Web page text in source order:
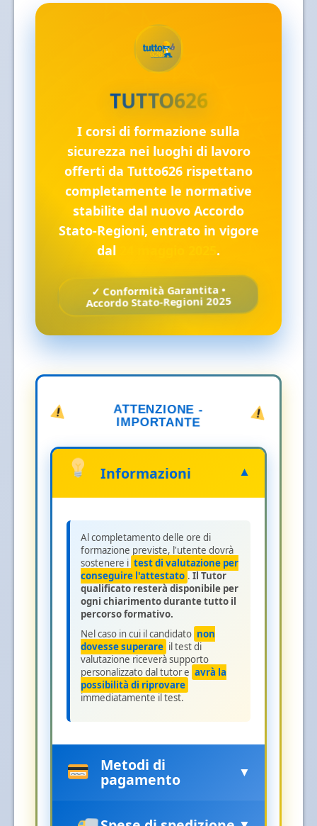
✓
TUTTO626
I corsi di formazione sulla
sicurezza nei luoghi di lavoro
offerti da Tutto626 rispettano
completamente le normative
stabilite dal nuovo Accordo
Stato-Regioni, entrato in vigore
dal
.
✓ Conformità Garantita •
Accordo Stato-Regioni 2025
ATTENZIONE -
IMPORTANTE
Informazioni ▼
Al completamento delle ore di
formazione previste, l'utente dovrà
sostenere i test di valutazione per
conseguire l'attestato . Il Tutor
qualificato resterà disponibile per
ogni chiarimento durante tutto il
percorso formativo.
Nel caso in cui il candidato non
dovesse superare il test di
valutazione riceverà supporto
personalizzato dal tutor e avrà la
possibilità di riprovare
immediatamente il test.
Metodi di
pagamento ▼